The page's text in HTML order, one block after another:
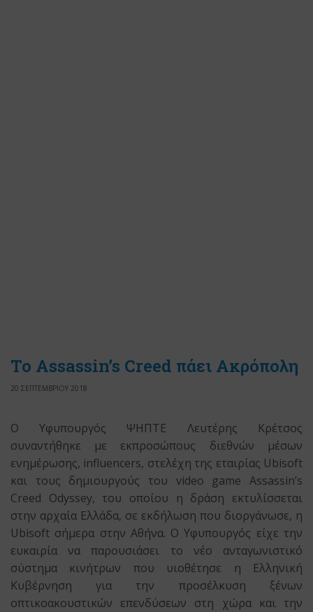
Το Assassin’s Creed πάει Ακρόπολη
20 ΣΕΠΤΕΜΒΡΙΟΥ 2018
O Υφυπουργός ΨΗΠΤΕ Λευτέρης Κρέτσος
συναντήθηκε με εκπροσώπους διεθνών μέσων
ενημέρωσης, influencers, στελέχη της εταιρίας Ubisoft
και τους δημιουργούς του video game Assassin’s
Creed Odyssey, του οποίου η δράση εκτυλίσσεται
στην αρχαία Ελλάδα, σε εκδήλωση που διοργάνωσε, η
Ubisoft σήμερα στην Αθήνα. Ο Υφυπουργός είχε την
ευκαιρία να παρουσιάσει το νέο ανταγωνιστικό
σύστημα κινήτρων που υιοθέτησε η Ελληνική
Κυβέρνηση για την προσέλκυση ξένων
οπτικοακουστικών επενδύσεων στη χώρα και την